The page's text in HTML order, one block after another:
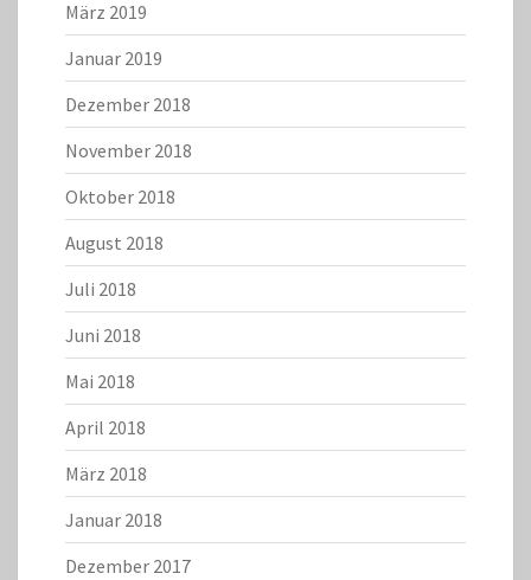
März 2019
Januar 2019
Dezember 2018
November 2018
Oktober 2018
August 2018
Juli 2018
Juni 2018
Mai 2018
April 2018
März 2018
Januar 2018
Dezember 2017